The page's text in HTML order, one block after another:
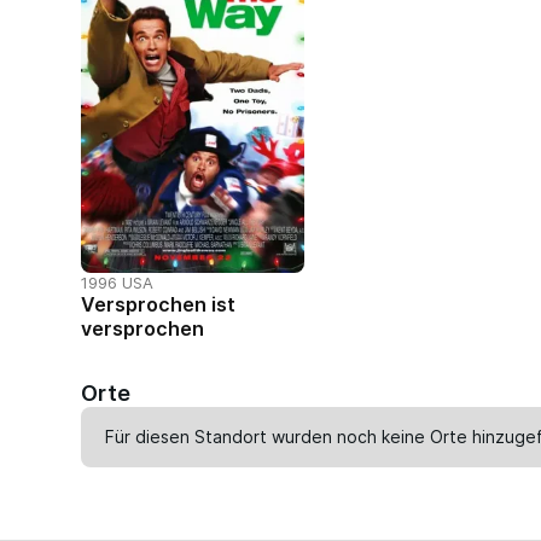
1996 USA
Versprochen ist
versprochen
Orte
Für diesen Standort wurden noch keine Orte